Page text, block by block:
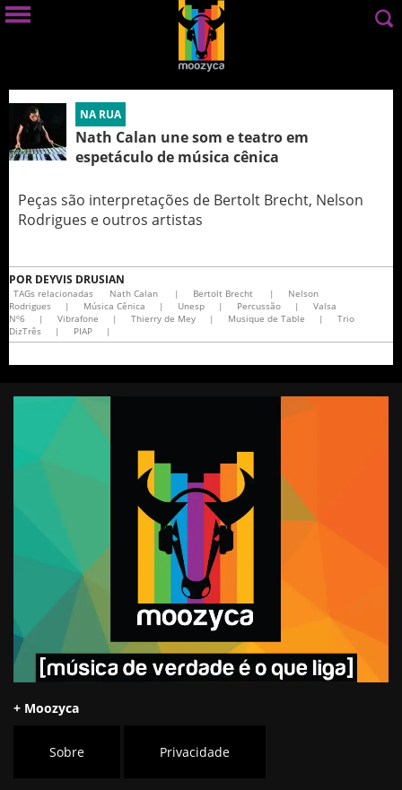
NA RUA
Nath Calan une som e teatro em
espetáculo de música cênica
Peças são interpretações de Bertolt Brecht, Nelson
Rodrigues e outros artistas
POR DEYVIS DRUSIAN
TAGs relacionadas Nath Calan | Bertolt Brecht |
Nelson
Rodrigues
| Música Cênica | Unesp | Percussão |
Valsa
Nº6
| Vibrafone | Thierry de Mey | Musique de Table |
Trio
DizTrês
| PIAP |
+ Moozyca
Sobre Privacidade